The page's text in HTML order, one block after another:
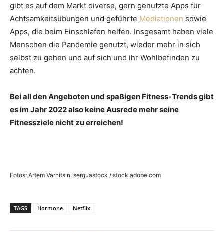
gibt es auf dem Markt diverse, gern genutzte Apps für
Achtsamkeitsübungen und geführte Mediationen sowie
Apps, die beim Einschlafen helfen. Insgesamt haben viele
Menschen die Pandemie genutzt, wieder mehr in sich
selbst zu gehen und auf sich und ihr Wohlbefinden zu
achten.
Bei all den Angeboten und spaßigen Fitness-Trends gibt
es im Jahr 2022 also keine Ausrede mehr seine
Fitnessziele nicht zu erreichen!
Fotos: Artem Varnitsin, serguastock / stock.adobe.com
TAGS Hormone Netflix